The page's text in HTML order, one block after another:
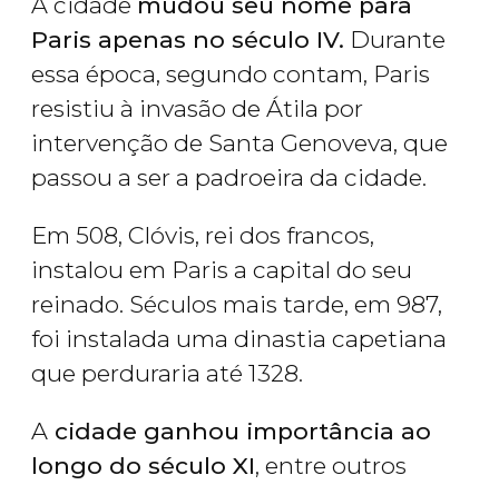
Paris apenas no século IV. Durante
essa época, segundo contam, Paris
resistiu à invasão de Átila por
intervenção de Santa Genoveva, que
passou a ser a padroeira da cidade.
Em 508, Clóvis, rei dos francos,
instalou em Paris a capital do seu
reinado. Séculos mais tarde, em 987,
foi instalada uma dinastia capetiana
que perduraria até 1328.
A cidade ganhou importância ao
longo do século XI, entre outros